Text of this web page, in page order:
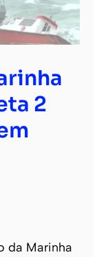
2
da Marinha